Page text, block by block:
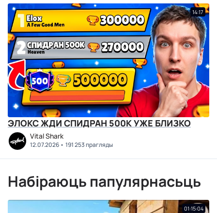
14:17
ЭЛОКС ЖДИ СПИДРАН 500К УЖЕ БЛИЗКО
Vital Shark
12.07.2026 191 253 прагляды
Набіраюць папулярнасьць
01:15:04